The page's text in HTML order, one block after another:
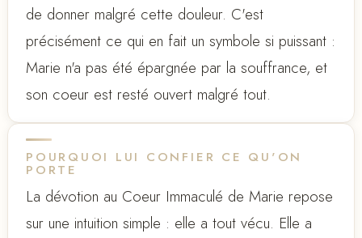
de donner malgré cette douleur. C'est
précisément ce qui en fait un symbole si puissant :
Marie n'a pas été épargnée par la souffrance, et
son coeur est resté ouvert malgré tout.
POURQUOI LUI CONFIER CE QU'ON
PORTE
La dévotion au Coeur Immaculé de Marie repose
sur une intuition simple : elle a tout vécu. Elle a